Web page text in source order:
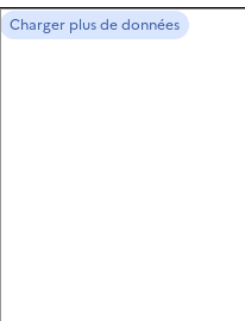
Charger plus de données